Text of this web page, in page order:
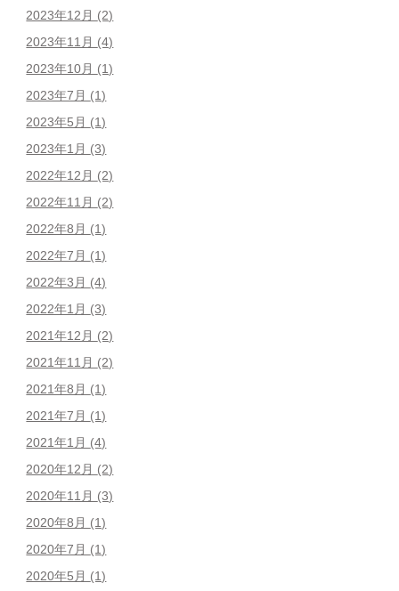
2023年12月 (2)
2023年11月 (4)
2023年10月 (1)
2023年7月 (1)
2023年5月 (1)
2023年1月 (3)
2022年12月 (2)
2022年11月 (2)
2022年8月 (1)
2022年7月 (1)
2022年3月 (4)
2022年1月 (3)
2021年12月 (2)
2021年11月 (2)
2021年8月 (1)
2021年7月 (1)
2021年1月 (4)
2020年12月 (2)
2020年11月 (3)
2020年8月 (1)
2020年7月 (1)
2020年5月 (1)